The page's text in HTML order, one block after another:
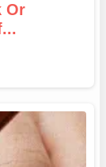
Or